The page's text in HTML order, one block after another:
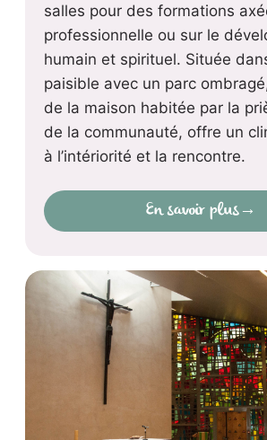
salles pour des formations
professionnelle ou sur le
humain et spirituel. Située
paisible avec un parc
de la maison habitée par la
de la communauté, offre un
à l’intériorité et la rencontre.
En savoir plus→